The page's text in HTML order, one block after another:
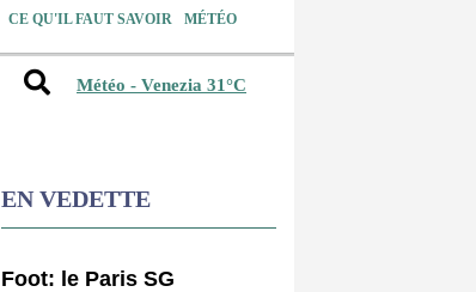
CE QU'IL FAUT SAVOIR MÉTÉO
Météo - Venezia 31°C
EN VEDETTE
Foot: le Paris SG